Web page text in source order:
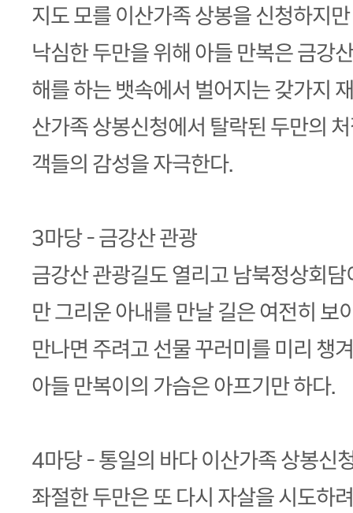
지도 모를 이산가족 상봉을 신청하지
낙심한 두만을 위해 아들 만복은 금강
해를 하는 뱃속에서 벌어지는 갖가지
산가족 상봉신청에서 탈락된 두만의
객들의 감성을 자극한다.
3마당 - 금강산 관광
금강산 관광길도 열리고 남북정상회
만 그리운 아내를 만날 길은 여전히 보
만나면 주려고 선물 꾸러미를 미리 챙
아들 만복이의 가슴은 아프기만 하다.
4마당 - 통일의 바다 이산가족 상봉신
좌절한 두만은 또 다시 자살을 시도하